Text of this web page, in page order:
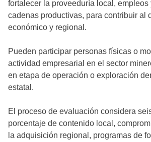
fortalecer la proveeduría local,
cadenas productivas, para contribuir al
económico y regional.
Pueden participar personas físicas o
actividad empresarial en el sector
en etapa de operación o exploración
estatal.
El proceso de evaluación considera
porcentaje de contenido local,
la adquisición regional, programas de